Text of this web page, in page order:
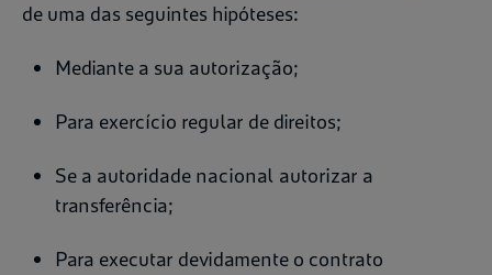
de uma das seguintes hipóteses:
Mediante a sua autorização;
Para exercício regular de direitos;
Se a autoridade nacional autorizar a
transferência;
Para executar devidamente o contrato